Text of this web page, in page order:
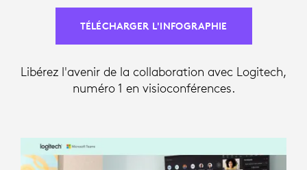
TEAMS
TÉLÉCHARGER L'INFOGRAPHIE
Libérez l'avenir de la collaboration avec Logitech,
numéro 1 en visioconférences.